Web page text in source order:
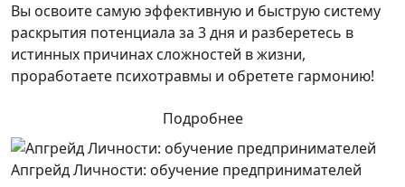
Вы освоите самую эффективную и быструю систему
раскрытия потенциала за 3 дня и разберетесь в
истинных причинах сложностей в жизни,
проработаете психотравмы и обретете гармонию!
Подробнее
Апгрейд Личности: обучение предпринимателей